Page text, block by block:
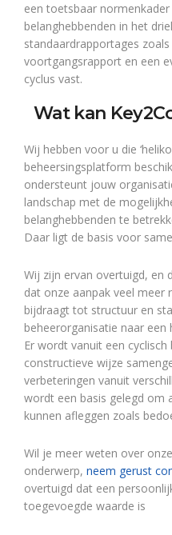
een toetsbaar normenkader
belanghebbenden in het
standaardrapportages
voortgangsrapport en een
cyclus vast.
Wat kan
Wij hebben voor u die
beheersingsplatform
ondersteunt jouw
landschap met de
belanghebbenden te
Daar ligt de basis voor
Wij zijn ervan overtuigd, en
dat onze aanpak veel meer
bijdraagt tot structuur en
beheerorganisatie naar
Er wordt vanuit een
constructieve wijze
verbeteringen vanuit
wordt een basis gelegd om
kunnen afleggen zoals
Wil je meer weten over
onderwerp, neem gerust
overtuigd dat een
toegevoegde waarde is